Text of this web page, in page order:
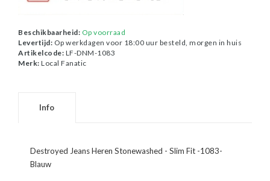
Beschikbaarheid: Op voorraad
Levertijd: Op werkdagen voor 18:00 uur besteld, morgen in huis
Artikelcode: LF-DNM-1083
Merk: Local Fanatic
Info
Destroyed Jeans Heren Stonewashed - Slim Fit -1083-
Blauw